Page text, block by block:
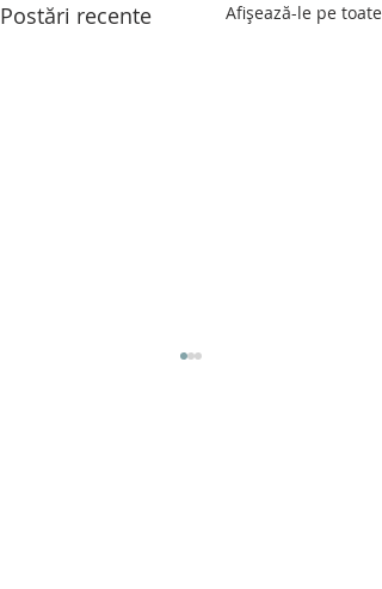
Postări recente Afișează-le pe toate